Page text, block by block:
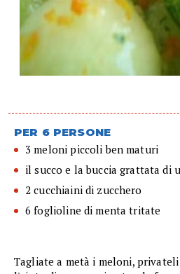
PER 6 PERSONE
3 meloni piccoli ben maturi
il succo e la buccia grattata di
2 cucchiaini di zucchero
6 foglioline di menta tritate
Tagliate a metà i meloni,